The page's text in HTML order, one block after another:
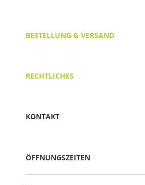
BESTELLUNG & VERSAND
RECHTLICHES
KONTAKT
ÖFFNUNGSZEITEN